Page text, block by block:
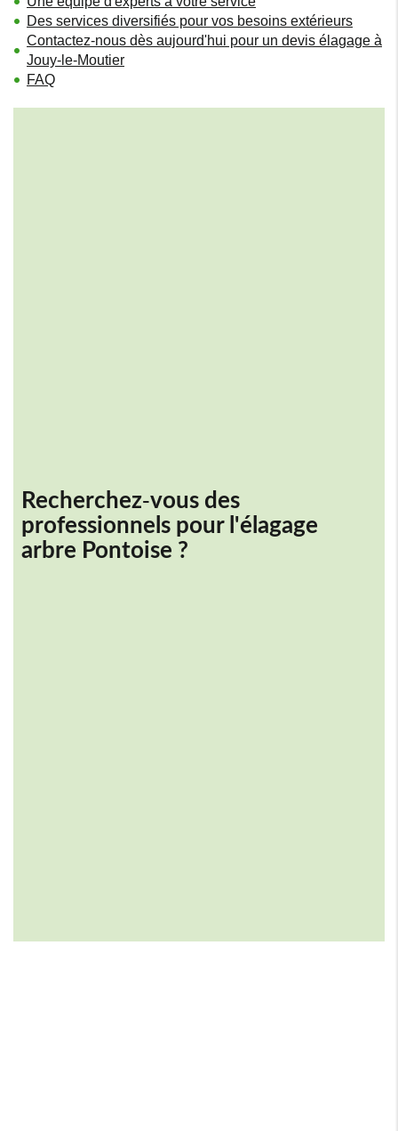
Des services diversifiés pour vos besoins extérieurs
Contactez-nous dès aujourd'hui pour un devis élagage à
Jouy-le-Moutier
FAQ
Recherchez-vous des
professionnels pour l'élagage
arbre Pontoise ?